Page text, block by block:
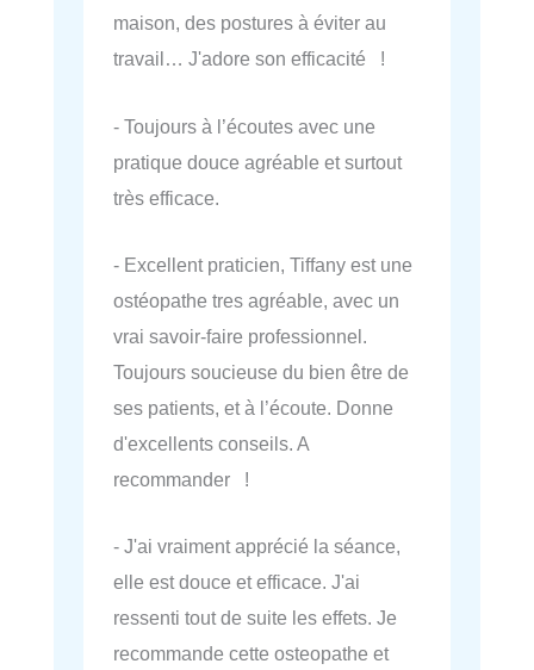
maison, des postures à éviter au
travail… J'adore son efficacité !
- Toujours à l’écoutes avec une
pratique douce agréable et surtout
très efficace.
- Excellent praticien, Tiffany est une
ostéopathe tres agréable, avec un
vrai savoir-faire professionnel.
Toujours soucieuse du bien être de
ses patients, et à l’écoute. Donne
d'excellents conseils. A
recommander !
- J'ai vraiment apprécié la séance,
elle est douce et efficace. J'ai
ressenti tout de suite les effets. Je
recommande cette osteopathe et